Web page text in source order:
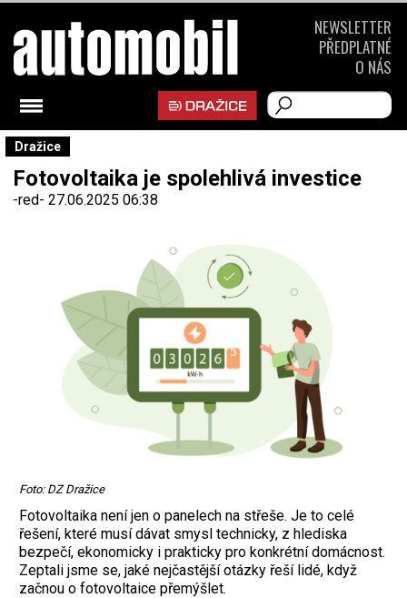
Dražice
Fotovoltaika je spolehlivá investice
-red- 27.06.2025 06:38
Foto: DZ Dražice
Fotovoltaika není jen o panelech na střeše. Je to celé
řešení, které musí dávat smysl technicky, z hlediska
bezpečí, ekonomicky i prakticky pro konkrétní domácnost.
Zeptali jsme se, jaké nejčastější otázky řeší lidé, když
začnou o fotovoltaice přemýšlet.
NEWSLETTER
PŘEDPLATNÉ
O NÁS